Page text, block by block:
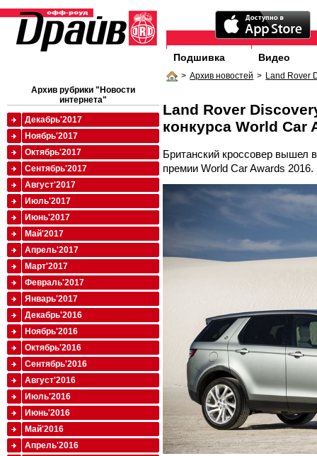
Подшивка Видео
> Архив новостей > Land Rover
Land Rover
конкурса World Car
Британский кроссовер вышел
премии World Car Awards 2016.
Архив рубрики "Новости
интернета"
Декабрь'2017
Ноябрь'2017
Октябрь'2017
Сентябрь'2017
Август'2017
Июль'2017
Июнь'2017
Май'2017
Апрель'2017
Март'2017
Февраль'2017
Январь'2017
Декабрь'2016
Ноябрь'2016
Октябрь'2016
Сентябрь'2016
Август'2016
Июль'2016
Июнь'2016
Май'2016
Апрель'2016